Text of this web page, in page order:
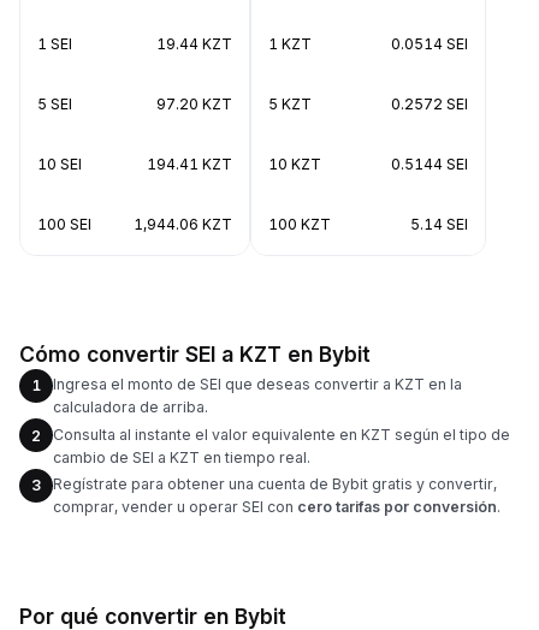
1 SEI 19.44 KZT
5 SEI 97.20 KZT
10 SEI 194.41 KZT
100 SEI 1,944.06 KZT
1 KZT 0.0514 SEI
5 KZT 0.2572 SEI
10 KZT 0.5144 SEI
100 KZT 5.14 SEI
Cómo convertir SEI a KZT en Bybit
1
Ingresa el monto de SEI que deseas convertir a KZT en la
calculadora de arriba.
2
Consulta al instante el valor equivalente en KZT según el tipo de
cambio de SEI a KZT en tiempo real.
3
Regístrate para obtener una cuenta de Bybit gratis y convertir,
comprar, vender u operar SEI con cero tarifas por conversión.
Por qué convertir en Bybit